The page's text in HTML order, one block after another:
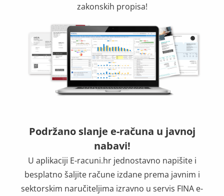
zakonskih propisa!
Podržano slanje e-računa u javnoj
nabavi!
U aplikaciji E-racuni.hr jednostavno napišite i
besplatno šaljite račune izdane prema javnim i
sektorskim naručiteljima izravno u servis FINA e-